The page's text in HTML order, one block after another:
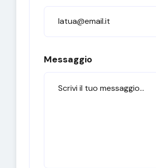
Messaggio